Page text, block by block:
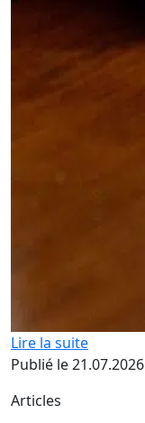
Lire la suite
Publié le 21.07.2026
Articles